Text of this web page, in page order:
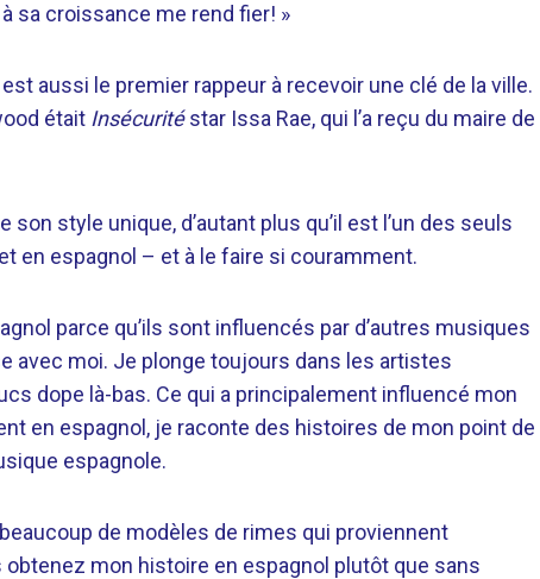
sa croissance me rend fier! »
aussi le premier rappeur à recevoir une clé de la ville.
était Insécuritéstar Issa Rae, qui l’a reçu du maire de
son style unique, d’autant plus qu’il est l’un des seuls
en espagnol – et à le faire si couramment.
parce qu’ils sont influencés par d’autres musiques
avec moi. Je plonge toujours dans les artistes
dope là-bas. Ce qui a principalement influencé mon
en espagnol, je raconte des histoires de mon point de
espagnole.
de modèles de rimes qui proviennent
mon histoire en espagnol plutôt que sans